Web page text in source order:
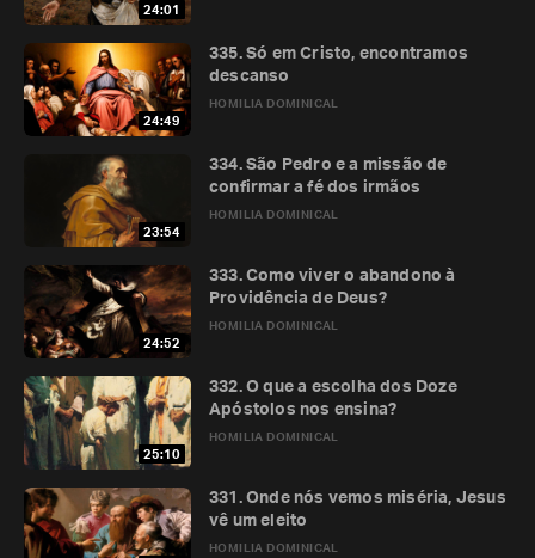
24:01
24:49
HOMILIA DOMINICAL
335. Só em Cristo, encontramos
descanso
23:54
HOMILIA DOMINICAL
334. São Pedro e a missão de
confirmar a fé dos irmãos
24:52
HOMILIA DOMINICAL
333. Como viver o abandono à
Providência de Deus?
25:10
HOMILIA DOMINICAL
332. O que a escolha dos Doze
Apóstolos nos ensina?
HOMILIA DOMINICAL
331. Onde nós vemos miséria, Jesus
vê um eleito